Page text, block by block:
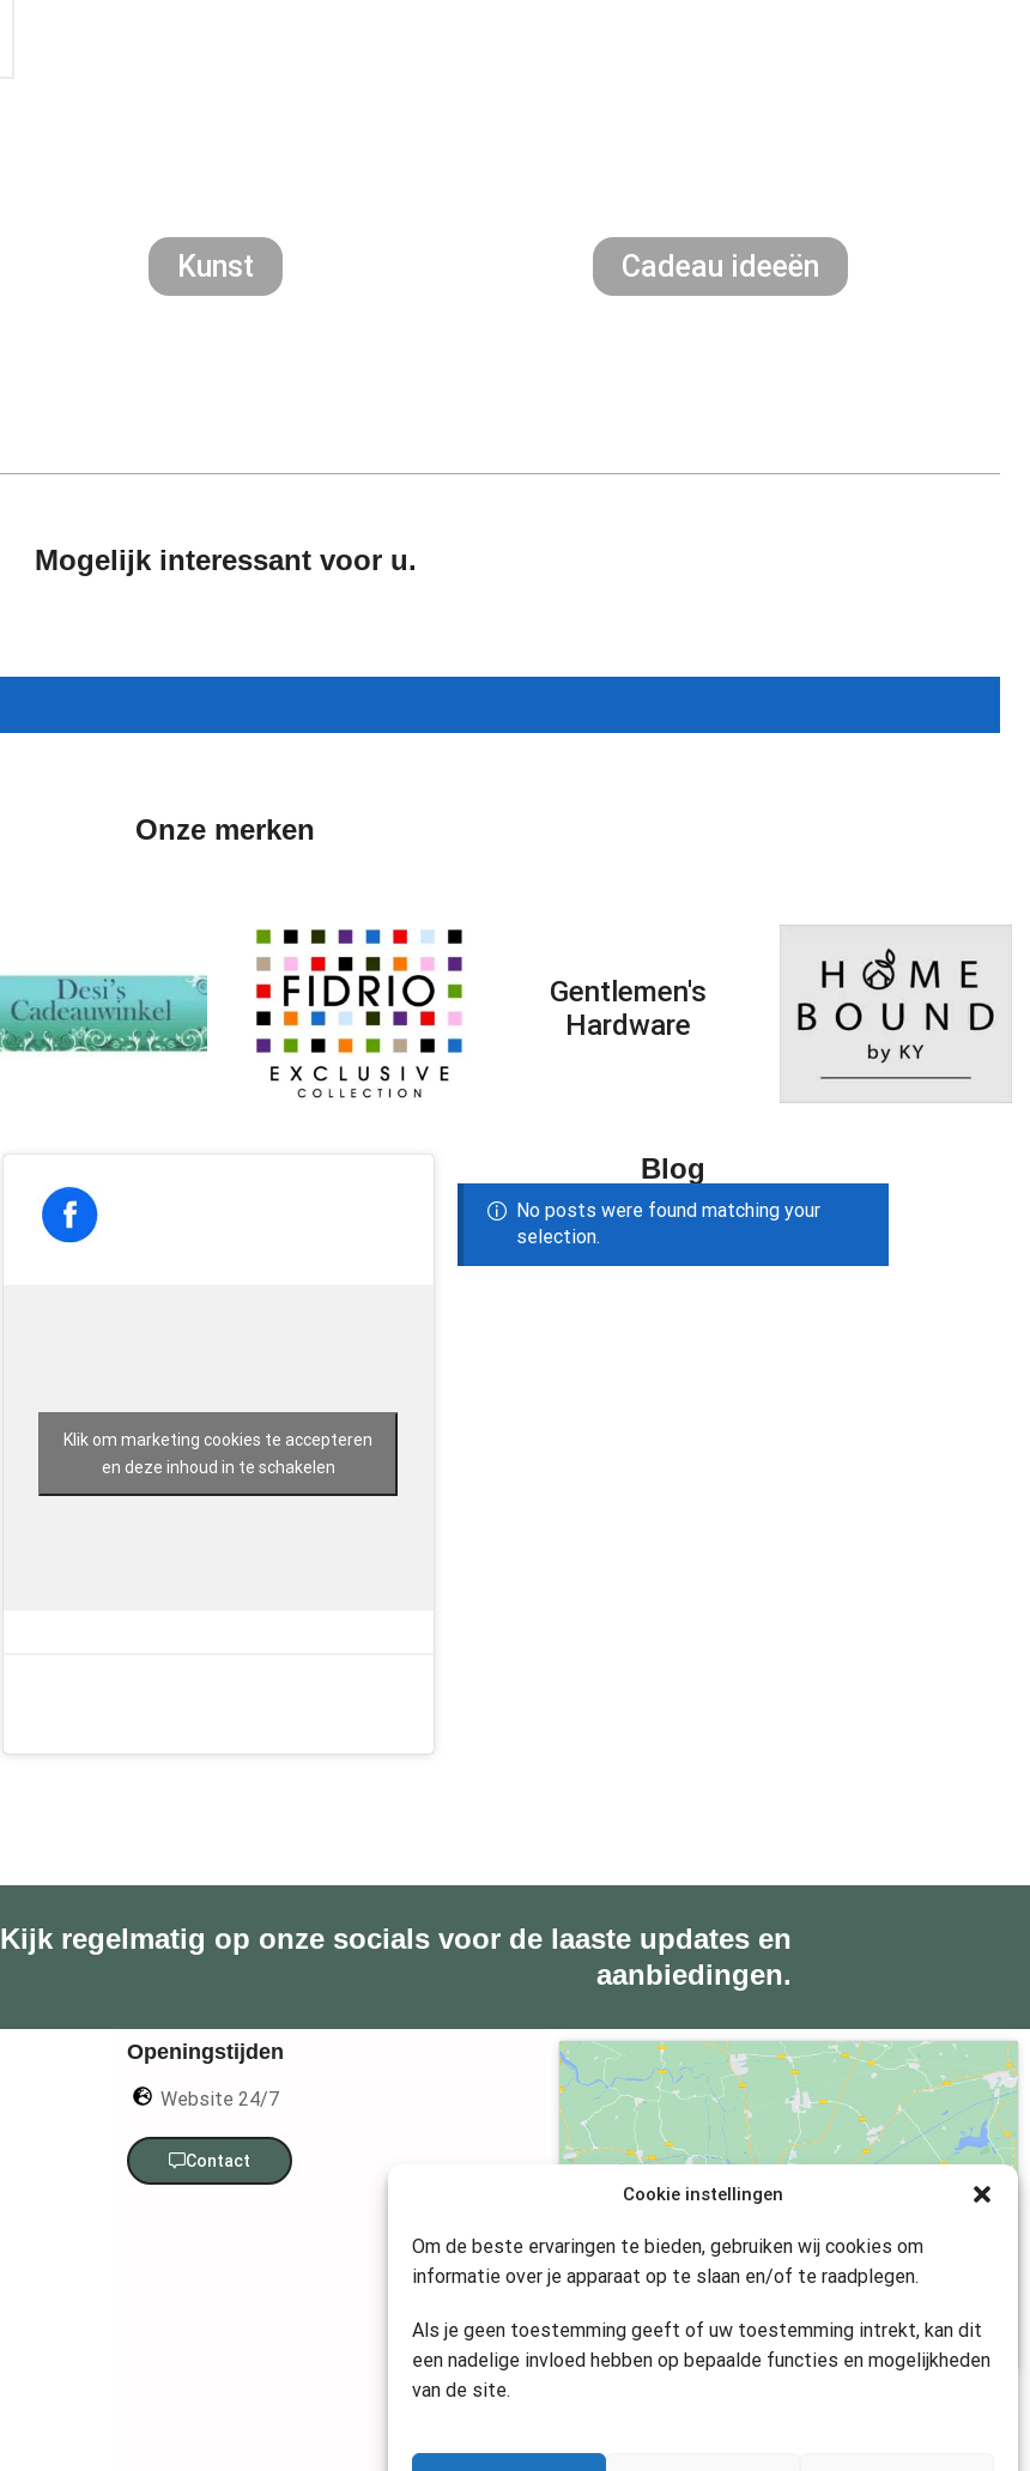
Cookie instellingen
Om de beste ervaringen te bieden, gebruiken wij cookies om
informatie over je apparaat op te slaan en/of te raadplegen.
Als je geen toestemming geeft of uw toestemming intrekt, kan dit
een nadelige invloed hebben op bepaalde functies en mogelijkheden
van de site.
Kunst Cadeau ideeën
Mogelijk interessant voor u.
Onze merken
Gentlemen's
Hardware
Klik om marketing cookies te accepteren
en deze inhoud in te schakelen
Blog
No posts were found matching your
selection.
Kijk regelmatig op onze socials voor de laaste updates en
aanbiedingen.
Openingstijden
Website 24/7
Contact
Klik om marketing cookies te accepteren